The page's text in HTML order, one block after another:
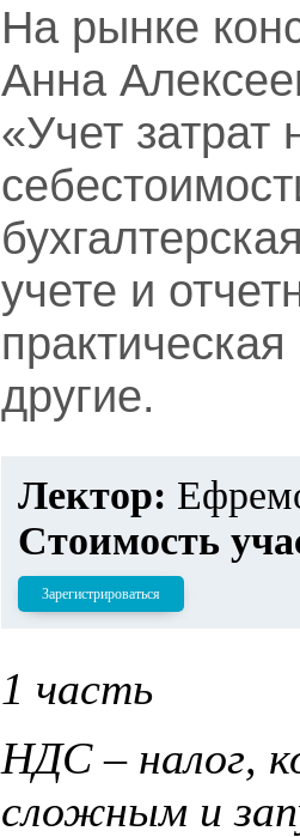
На рынке
Анна
«Учет
учете и
другие.
Лектор:
Стоимость
Зарегистрироваться
1 часть
НДС – налог,
сложным и